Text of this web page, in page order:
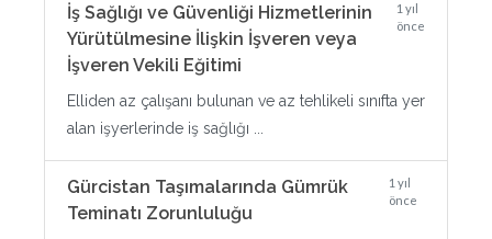
İş Sağlığı ve Güvenliği Hizmetlerinin
Yürütülmesine İlişkin İşveren veya
İşveren Vekili Eğitimi
1 yıl
önce
Elliden az çalışanı bulunan ve az tehlikeli sınıfta yer
alan işyerlerinde iş sağlığı ...
Gürcistan Taşımalarında Gümrük
Teminatı Zorunluluğu
1 yıl
önce